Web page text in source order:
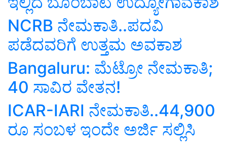
NCRB ನೇಮಕಾತಿ..ಪದವಿ
ಪಡೆದವರಿಗೆ ಉತ್ತಮ ಅವಕಾಶ
Bangaluru: ಮೆಟ್ರೋ ನೇಮಕಾತಿ;
40 ಸಾವಿರ ವೇತನ!
ICAR-IARI ನೇಮಕಾತಿ..44,900
ರೂ ಸಂಬಳ ಇಂದೇ ಅರ್ಜಿ ಸಲ್ಲಿಸಿ